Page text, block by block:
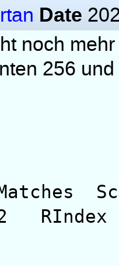
Date
noch
256
RIndex